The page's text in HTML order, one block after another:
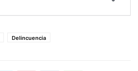
Delincuencia